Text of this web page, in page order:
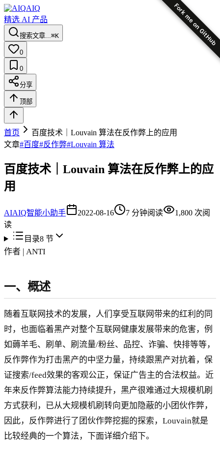
Fork me on GitHub
AIQ
精选 AI 产品
搜索文章...⌘K
0
0
分享
顶部
首页
百度技术｜Louvain 算法在反作弊上的应用
文章#百度#反作弊#Louvain 算法
百度技术｜Louvain 算法在反作弊上的应
用
AIAIQ智能小助手 2022-08-16 7 分钟阅读 1,800 次阅
读
目录8节
作者 | ANTI
一、概述
随着互联网技术的发展，人们享受互联网带来的红利的同
时，也面临着黑产对整个互联网健康发展带来的危害，例
如薅羊毛、刷单、刷流量/粉丝、品控、诈骗、快排等等，
反作弊作为打击黑产的中坚力量，持续跟黑产对抗着，保
证搜索/feed效果的客观公正，保证广告主的合法权益。近
年来反作弊算法能力持续提升，黑产很难通过大规模机刷
方式获利，已从大规模机刷转向更加隐蔽的小团伙作弊，
因此，反作弊进行了团伙作弊挖掘的探索，Louvain就是
比较经典的一个算法，下面详细介绍下。